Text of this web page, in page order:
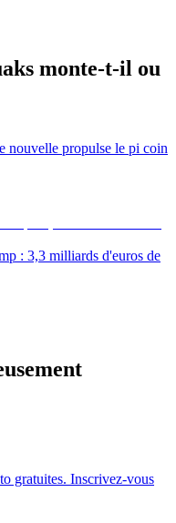
monte-t-il ou
nouvelle propulse le pi coin
: 3,3 milliards d'euros de
gratuites. Inscrivez-vous